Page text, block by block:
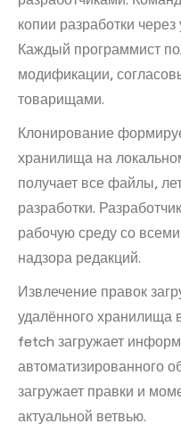
копии разработки
Каждый программист
модификации,
товарищами.
Клонирование
хранилища на
получает все файлы,
разработки.
рабочую среду со
надзора редакций.
Извлечение правок
удалённого хранилища
fetch загружает
автоматизированного
загружает правки и
актуальной ветвью.